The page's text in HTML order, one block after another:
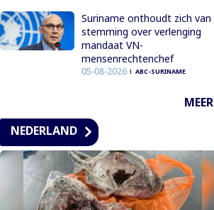
Suriname onthoudt zich van
stemming over verlenging
mandaat VN-
mensenrechtenchef
05-08-2026 ABC-SURINAME
MEER
NEDERLAND